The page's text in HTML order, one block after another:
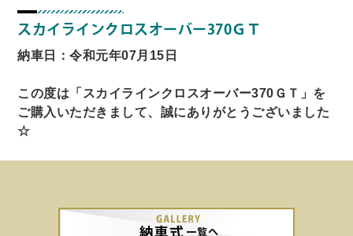
スカイラインクロスオーバー370ＧＴ
納車日：令和元年07月15日
この度は「スカイラインクロスオーバー370ＧＴ」を
ご購入いただきまして、誠にありがとうございました
☆